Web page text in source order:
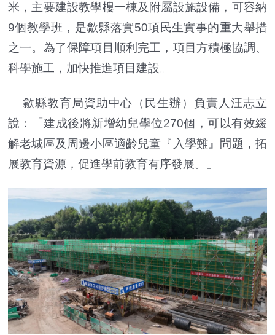
米，主要建設教學樓一棟及附屬設施設備，可容納
9個教學班，是歙縣落實50項民生實事的重大舉措
之一。為了保障項目順利完工，項目方積極協調、
科學施工，加快推進項目建設。
歙縣教育局資助中心（民生辦）負責人汪志立
說：「建成後將新增幼兒學位270個，可以有效緩
解老城區及周邊小區適齡兒童『入學難』問題，拓
展教育資源，促進學前教育有序發展。」